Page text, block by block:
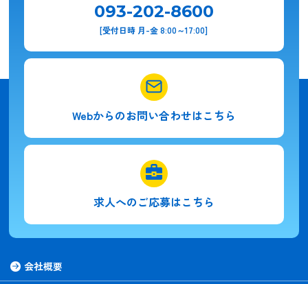
093-202-8600
[受付日時 月-金 8:00～17:00]
Webからのお問い合わせはこちら
求人へのご応募はこちら
会社概要